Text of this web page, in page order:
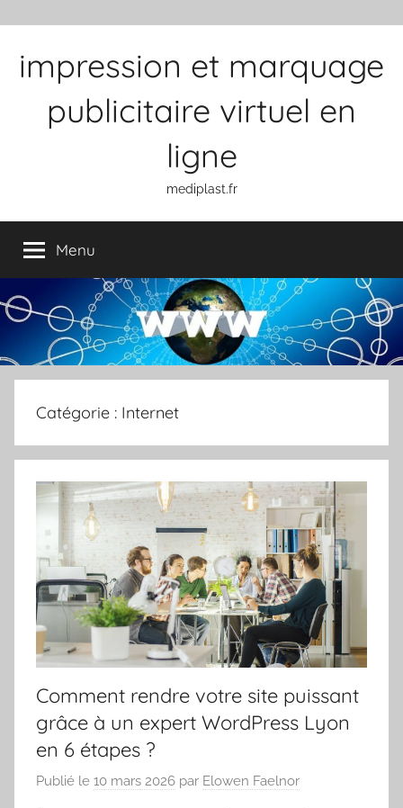
impression et marquage
publicitaire virtuel en
ligne
mediplast.fr
Menu
Catégorie : Internet
Comment rendre votre site puissant
grâce à un expert WordPress Lyon
en 6 étapes ?
Publié le 10 mars 2026 par Elowen Faelnor